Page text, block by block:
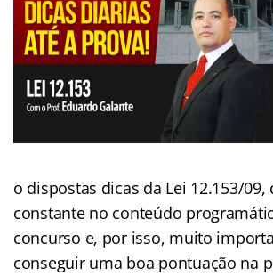
o dispostas dicas da Lei 12.153/09,
constante no conteúdo
concurso e, por isso, muito
conseguir uma boa pontuação na